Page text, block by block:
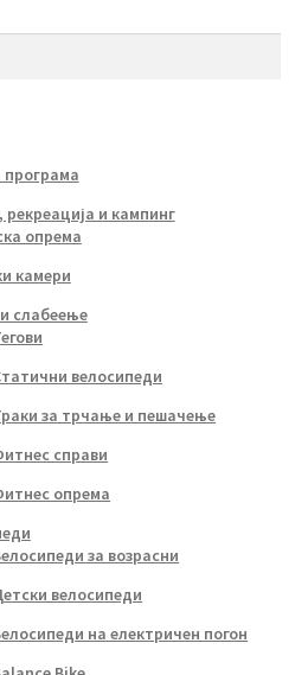
програма
и кампинг
опрема
камери
слабеење
велосипеди
за трчање и пешачење
справи
опрема
за возрасни
велосипеди
на електричен погон